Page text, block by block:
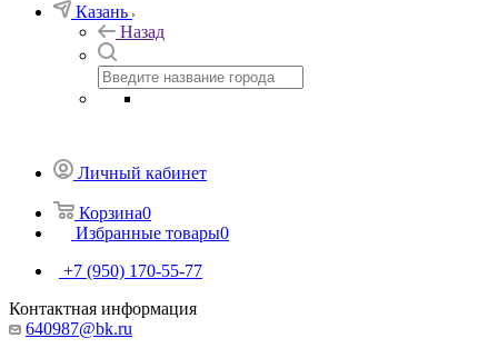
Казань
Назад
Личный кабинет
Корзина0
Избранные товары0
+7 (950) 170-55-77
Контактная информация
640987@bk.ru